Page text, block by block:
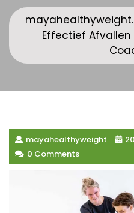
Effectief
mayahealthyweight
0 Comments